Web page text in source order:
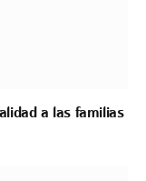
a las familias